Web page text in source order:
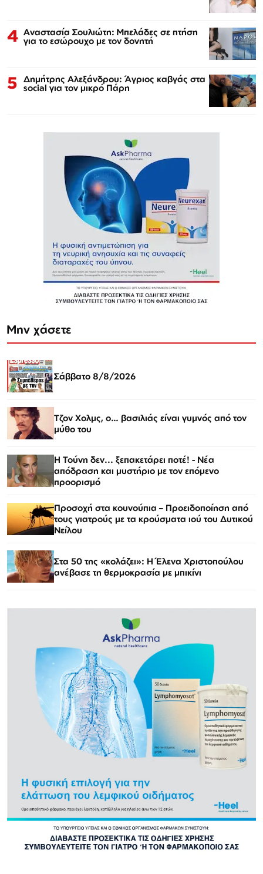
4 Αναστασία Σουλιώτη: Μπελάδες σε πτήση
για το εσώρουχο με τον δονητή
5 Δημήτρης Αλεξάνδρου: Άγριος καβγάς στα
social για τον μικρό Πάρη
Μην χάσετε
Σάββατο 8/8/2026
Τζον Χολμς, ο… βασιλιάς είναι γυμνός από τον
μύθο του
Η Τούνη δεν... ξεπακετάρει ποτέ! - Νέα
απόδραση και μυστήριο με τον επόμενο
προορισμό
Προσοχή στα κουνούπια – Προειδοποίηση από
τους γιατρούς με τα κρούσματα ιού του Δυτικού
Νείλου
Στα 50 της «κολάζει»: Η Έλενα Χριστοπούλου
ανέβασε τη θερμοκρασία με μπικίνι